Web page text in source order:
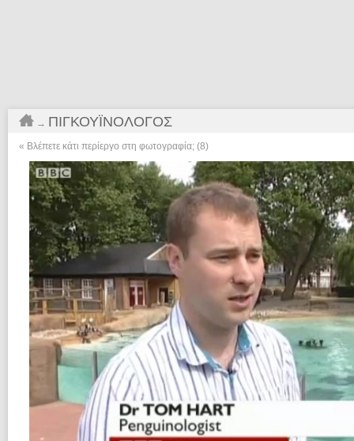
→ ΠΙΓΚΟΥΪΝΟΛΌΓΟΣ
« Βλέπετε κάτι περίεργο στη φωτογραφία; (8)